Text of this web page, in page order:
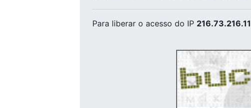
Para liberar o acesso do IP 216.73.216.11